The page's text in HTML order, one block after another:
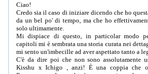
Ciao!
Credo sia il caso di iniziare dicendo che ho
da un bel po' di tempo, ma che ho
solo ultimamente.
Mi dispiace di questo, in particolar modo
capitoli mi è sembrata una storia curata nei
mi sento un'imbecille ad aver aspettato tanto a
C'è da dire poi che non sono assolutamente
Kisshu x Ichigo , anzi! È una coppia che